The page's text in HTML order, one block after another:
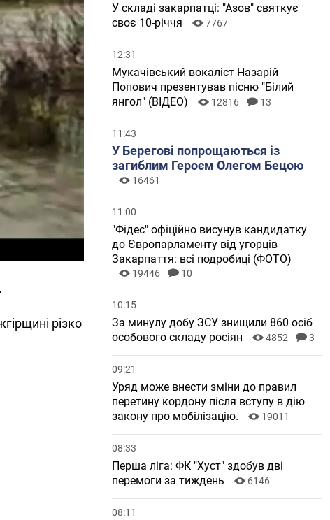
різко
У складі закарпатці: "Азов" святкує
своє 10-річчя
7767
12:31
Мукачівський вокаліст Назарій
Попович презентував пісню "Білий
янгол" (ВІДЕО)
12816 13
11:43
У Берегові попрощаються із
загиблим Героєм Олегом Бецою
16461
11:00
"Фідес" офіційно висунув кандидатку
до Європарламенту від угорців
Закарпаття: всі подробиці (ФОТО)
19446 10
10:15
За минулу добу ЗСУ знищили 860 осіб
особового складу росіян
4852 3
09:21
Уряд може внести зміни до правил
перетину кордону після вступу в дію
закону про мобілізацію.
19011
08:33
Перша ліга: ФК "Хуст" здобув дві
перемоги за тиждень
6146
08:11